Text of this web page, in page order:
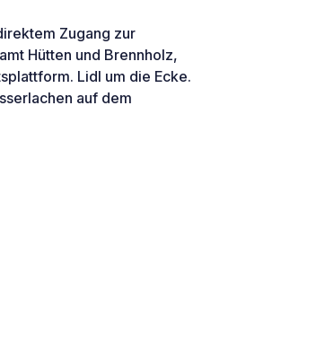
Zugang zur
Hütten und Brennholz,
Lidl um die Ecke.
auf dem